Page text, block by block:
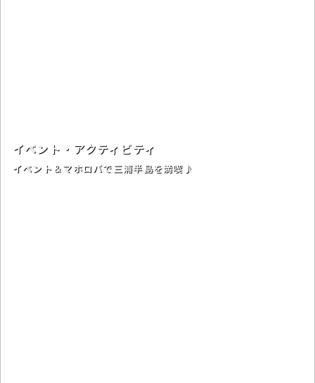
イベント・アクティビティ
イベント＆マホロバで三浦半島を満喫♪